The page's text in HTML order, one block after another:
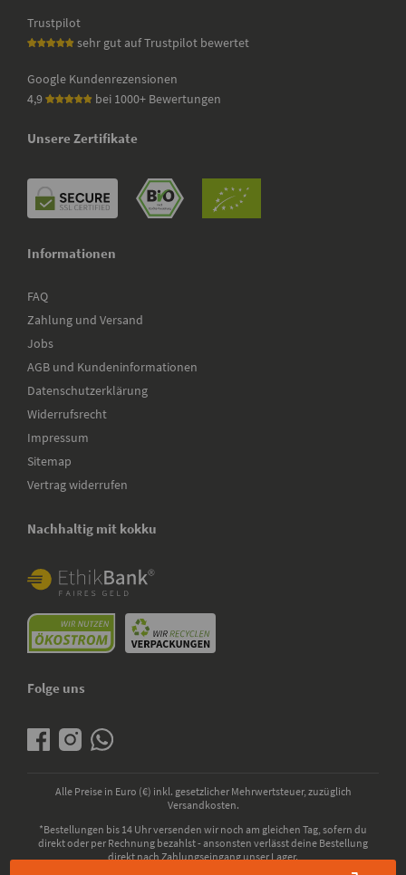
Trustpilot
sehr gut auf Trustpilot bewertet
Google Kundenrezensionen
4,9
bei 1000+ Bewertungen
Unsere Zertifikate
Informationen
FAQ
Zahlung und Versand
Jobs
AGB und Kundeninformationen
Datenschutzerklärung
Widerrufsrecht
Impressum
Sitemap
Vertrag widerrufen
Nachhaltig mit kokku
Folge uns
Alle Preise in Euro (€) inkl. gesetzlicher Mehrwertsteuer, zuzüglich
Versandkosten.
*Bestellungen bis 14 Uhr versenden wir noch am gleichen Tag, sofern du
direkt oder per Rechnung bezahlst - ansonsten verlässt deine Bestellung
direkt nach Zahlungseingang unser Lager.